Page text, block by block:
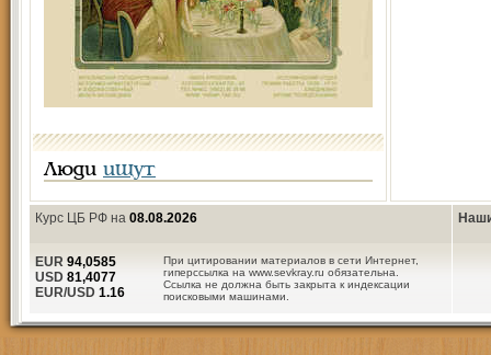
Люди ищут
Курс ЦБ РФ на 08.08.2026
При цитировании материалов в сети Интернет,
гиперссылка на www.sevkray.ru обязательна.
Ссылка не должна быть закрыта к индексации
поисковыми машинами.
EUR 94,0585
USD 81,4077
EUR/USD 1.16